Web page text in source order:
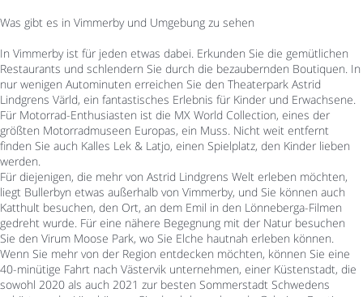
Was gibt es in Vimmerby und Umgebung zu sehen
In Vimmerby ist für jeden etwas dabei. Erkunden Sie die gemütlichen
Restaurants und schlendern Sie durch die bezaubernden Boutiquen. In
nur wenigen Autominuten erreichen Sie den Theaterpark Astrid
Lindgrens Värld, ein fantastisches Erlebnis für Kinder und Erwachsene.
Für Motorrad-Enthusiasten ist die MX World Collection, eines der
größten Motorradmuseen Europas, ein Muss. Nicht weit entfernt
finden Sie auch Kalles Lek & Latjo, einen Spielplatz, den Kinder lieben
werden.
Für diejenigen, die mehr von Astrid Lindgrens Welt erleben möchten,
liegt Bullerbyn etwas außerhalb von Vimmerby, und Sie können auch
Katthult besuchen, den Ort, an dem Emil in den Lönneberga-Filmen
gedreht wurde. Für eine nähere Begegnung mit der Natur besuchen
Sie den Virum Moose Park, wo Sie Elche hautnah erleben können.
Wenn Sie mehr von der Region entdecken möchten, können Sie eine
40-minütige Fahrt nach Västervik unternehmen, einer Küstenstadt, die
sowohl 2020 als auch 2021 zur besten Sommerstadt Schwedens